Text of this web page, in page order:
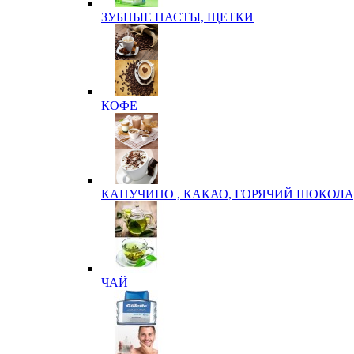
ЗУБНЫЕ ПАСТЫ, ЩЕТКИ
КОФЕ
КАПУЧИНО , КАКАО, ГОРЯЧИЙ
ЧАЙ